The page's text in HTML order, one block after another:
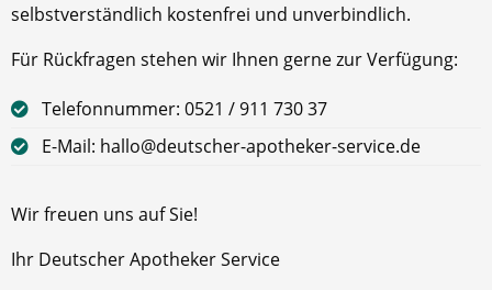
selbstverständlich kostenfrei und unverbindlich.
Für Rückfragen stehen wir Ihnen gerne zur Verfügung:
Telefonnummer: 0521 / 911 730 37
E-Mail: hallo@deutscher-apotheker-service.de
Wir freuen uns auf Sie!
Ihr Deutscher Apotheker Service